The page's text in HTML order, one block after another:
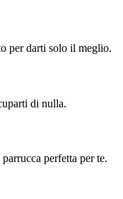
per darti solo il meglio.
di nulla.
perfetta per te.